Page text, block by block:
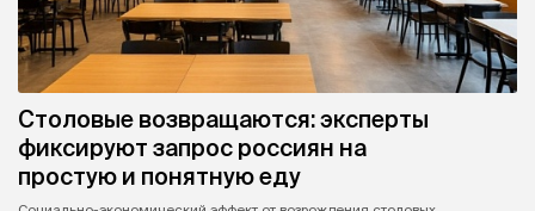
Столовые возвращаются: эксперты
фиксируют запрос россиян на
простую и понятную еду